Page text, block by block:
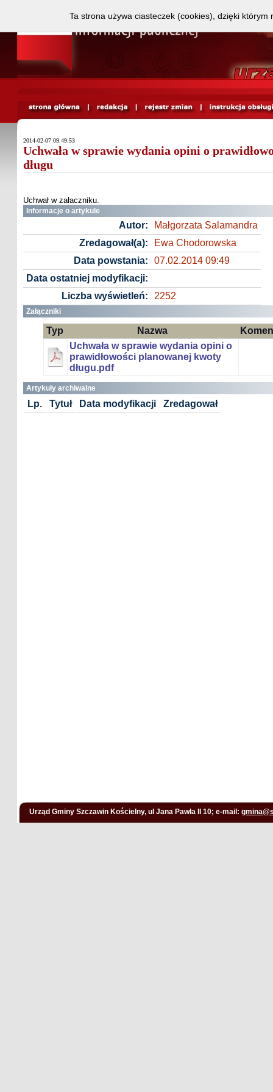
2014-02-07 09:49:53
Uchwała w sprawie wydania opini o
długu
Uchwał w załaczniku.
Informacje o artykule
Autor:
Małgorzata Salamandra
Zredagował(a):
Ewa Chodorowska
Data powstania:
07.02.2014 09:49
Data ostatniej modyfikacji:
Liczba wyświetleń:
2252
Załączniki
Typ Nazwa
Uchwała w sprawie wydania opini o
prawidłowości planowanej kwoty
długu.pdf
Artykuły archiwalne
Lp. Tytuł Data modyfikacji Zredagował
Urząd Gminy Szczawin Kościelny, ul Jana Pawła II 10; e-mail:
Ta strona używa ciasteczek (cookies), dzięki którym